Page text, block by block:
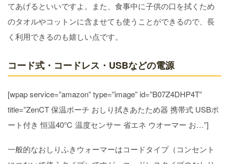
てあげるといいですよ。また、食事中に子供の口を拭くため
のタオルやコットンに含ませても使うことができるので、長
く利用できるのも嬉しい点です。
コード式・コードレス・USBなどの電源
[wpap service=”amazon” type=”image” id=”B07Z4DHP4T”
title=”ZenCT 保温ポーチ おしり拭きあたため器 携帯式 USBポ
ート付き 恒温40℃ 温度センサー 省エネ ウオーマー お…”]
一般的なおしりふきウォーマーはコードタイプ（コンセント